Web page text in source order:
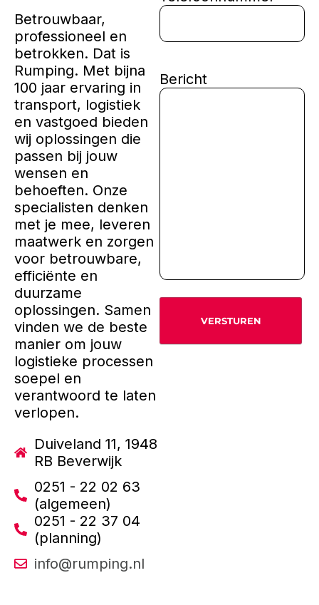
Betrouwbaar,
professioneel en
betrokken. Dat is
Rumping. Met bijna
100 jaar ervaring in
transport, logistiek
en vastgoed bieden
wij oplossingen die
passen bij jouw
wensen en
behoeften. Onze
specialisten denken
met je mee, leveren
maatwerk en zorgen
voor betrouwbare,
efficiënte en
duurzame
oplossingen. Samen
vinden we de beste
manier om jouw
logistieke processen
soepel en
verantwoord te laten
verlopen.
Duiveland 11, 1948
RB Beverwijk
0251 - 22 02 63
(algemeen)
0251 - 22 37 04
(planning)
info@rumping.nl
Bericht